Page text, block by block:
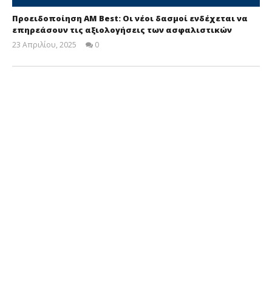
Προειδοποίηση AM Best: Οι νέοι δασμοί ενδέχεται να
επηρεάσουν τις αξιολογήσεις των ασφαλιστικών
23 Απριλίου, 2025
Insurance
0